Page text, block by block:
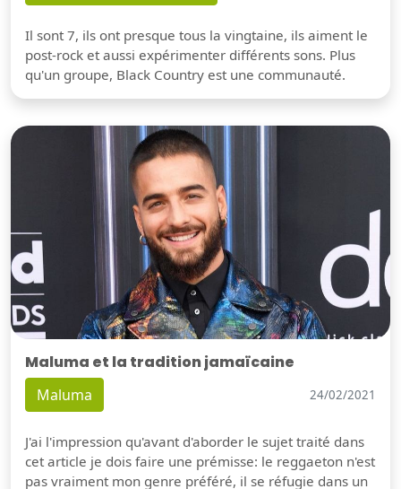
Il sont 7, ils ont presque tous la vingtaine, ils aiment le
post-rock et aussi expérimenter différents sons. Plus
qu'un groupe, Black Country est une communauté.
Maluma et la tradition jamaïcaine
Maluma 24/02/2021
J'ai l'impression qu'avant d'aborder le sujet traité dans
cet article je dois faire une prémisse: le reggaeton n'est
pas vraiment mon genre préféré, il se réfugie dans un